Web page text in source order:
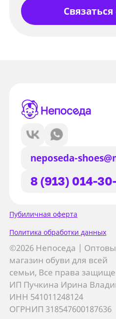
neposeda-
8 (913) 014-
Пубиличная оферта
Политика обработки данных
©2026 Непоседа |
магазин обуви для всей
семьи, Все права
ИП Пучкина Ирина
ИНН 541011248124
ОГРНИП 318547600187636
Сайт использует
Мы используем
сторонние сервисы
AppMetrica) для
персонализации
сайта.
Подробнее см. вПолитике
данных